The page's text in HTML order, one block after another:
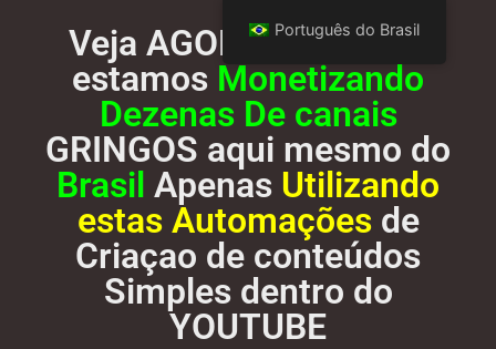
Veja AGORA como nós
estamos Monetizando
Dezenas De canais
GRINGOS aqui mesmo do
Brasil Apenas Utilizando
estas Automaçõesde
Criaçao de conteúdos
Simples dentro do
YOUTUBE
Português do Brasil